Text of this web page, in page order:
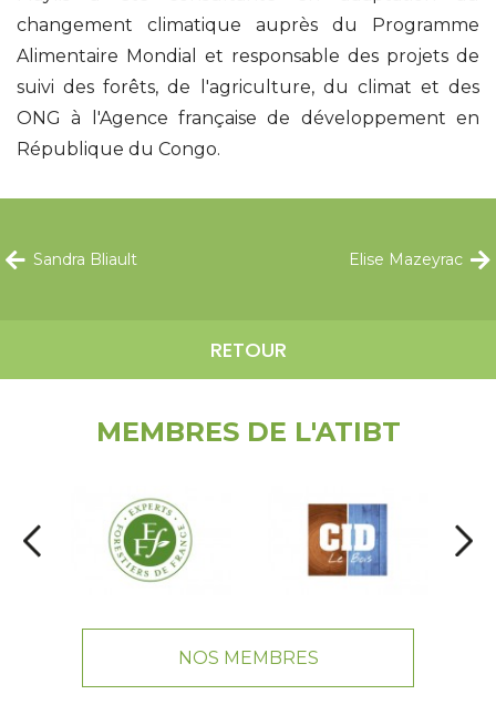
changement climatique auprès du Programme
Alimentaire Mondial et responsable des projets de
suivi des forêts, de l'agriculture, du climat et des
ONG à l'Agence française de développement en
République du Congo.
Sandra Bliault
RETOUR
Elise Mazeyrac
MEMBRES DE L'ATIBT
NOS MEMBRES